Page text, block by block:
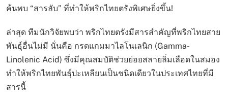
ค้นพบ “สารลับ” ที่ทำให้พริกไทยตรังพิเศษยิ่งขึ้น!
ล่าสุด ทีมนักวิจัยพบว่า พริกไทยตรังมีสารสำคัญที่พริกไทยสาย
พันธุ์อื่นไม่มี นั่นคือ กรดแกมมาไลโนเลนิก (Gamma-
Linolenic Acid) ซึ่งมีคุณสมบัติช่วยย่อยสลายลิ่มเลือดในสมอง
ทำให้พริกไทยพันธุ์ปะเหลียนเป็นชนิดเดียวในประเทศไทยที่มี
สารนี้